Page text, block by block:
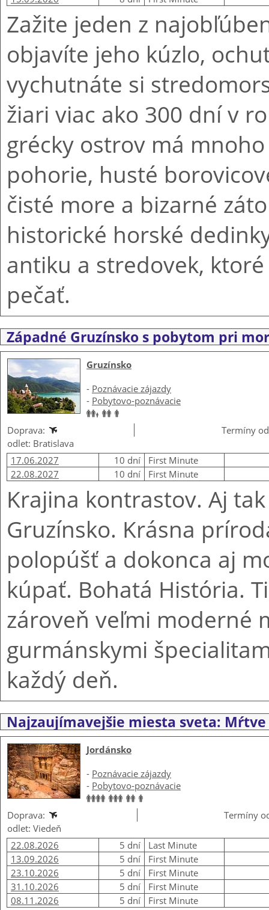
Zažite jeden z
objavíte jeho kúzlo,
vychutnáte si
žiari viac ako 300 dní v
grécky ostrov má
pohorie, husté
čisté more a bizarné
historické horské
antiku a stredovek,
pečať.
Západné Gruzínsko s pobytom pri
Gruzínsko
- Poznávacie zájazdy
- Pobytovo-poznávacie
Doprava:
Termíny
odlet: Bratislava
17.06.2027
10 dní First Minute
22.08.2027
10 dní First Minute
Krajina kontrastov. Aj
Gruzínsko. Krásna
polopúšť a dokonca aj
kúpať. Bohatá História.
zároveň veľmi moderné
gurmánskymi
každý deň.
Najzaujímavejšie miesta sveta:
Jordánsko
- Poznávacie zájazdy
- Pobytovo-poznávacie
Doprava:
Termíny
odlet: Viedeň
22.08.2026
5 dní Last Minute
13.09.2026
5 dní First Minute
23.10.2026
5 dní First Minute
31.10.2026
5 dní First Minute
08.11.2026
5 dní First Minute